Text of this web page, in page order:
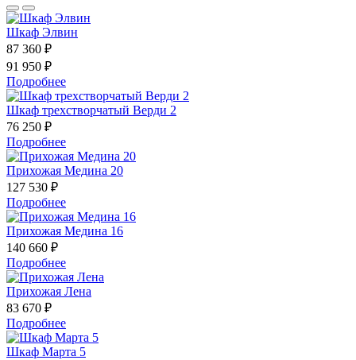
Шкаф Элвин
87 360 ₽
91 950 ₽
Подробнее
Шкаф трехстворчатый Верди 2
76 250 ₽
Подробнее
Прихожая Медина 20
127 530 ₽
Подробнее
Прихожая Медина 16
140 660 ₽
Подробнее
Прихожая Лена
83 670 ₽
Подробнее
Шкаф Марта 5